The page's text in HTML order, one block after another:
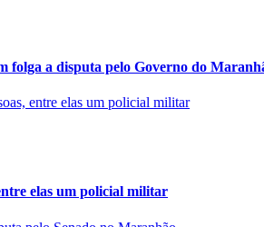
folga a disputa pelo Governo do
elas um policial militar